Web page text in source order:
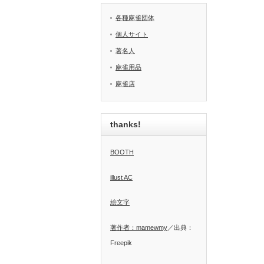
各種麻雀団体
個人サイト
著名人
麻雀用品
麻雀店
thanks!
BOOTH
illust AC
絵文字
著作者：mamewmy ／出典：
Freepik